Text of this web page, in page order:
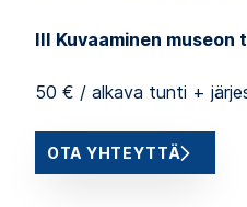
III Kuvaaminen museon
50 € / alkava tunti +
OTA YHTEYTTÄ